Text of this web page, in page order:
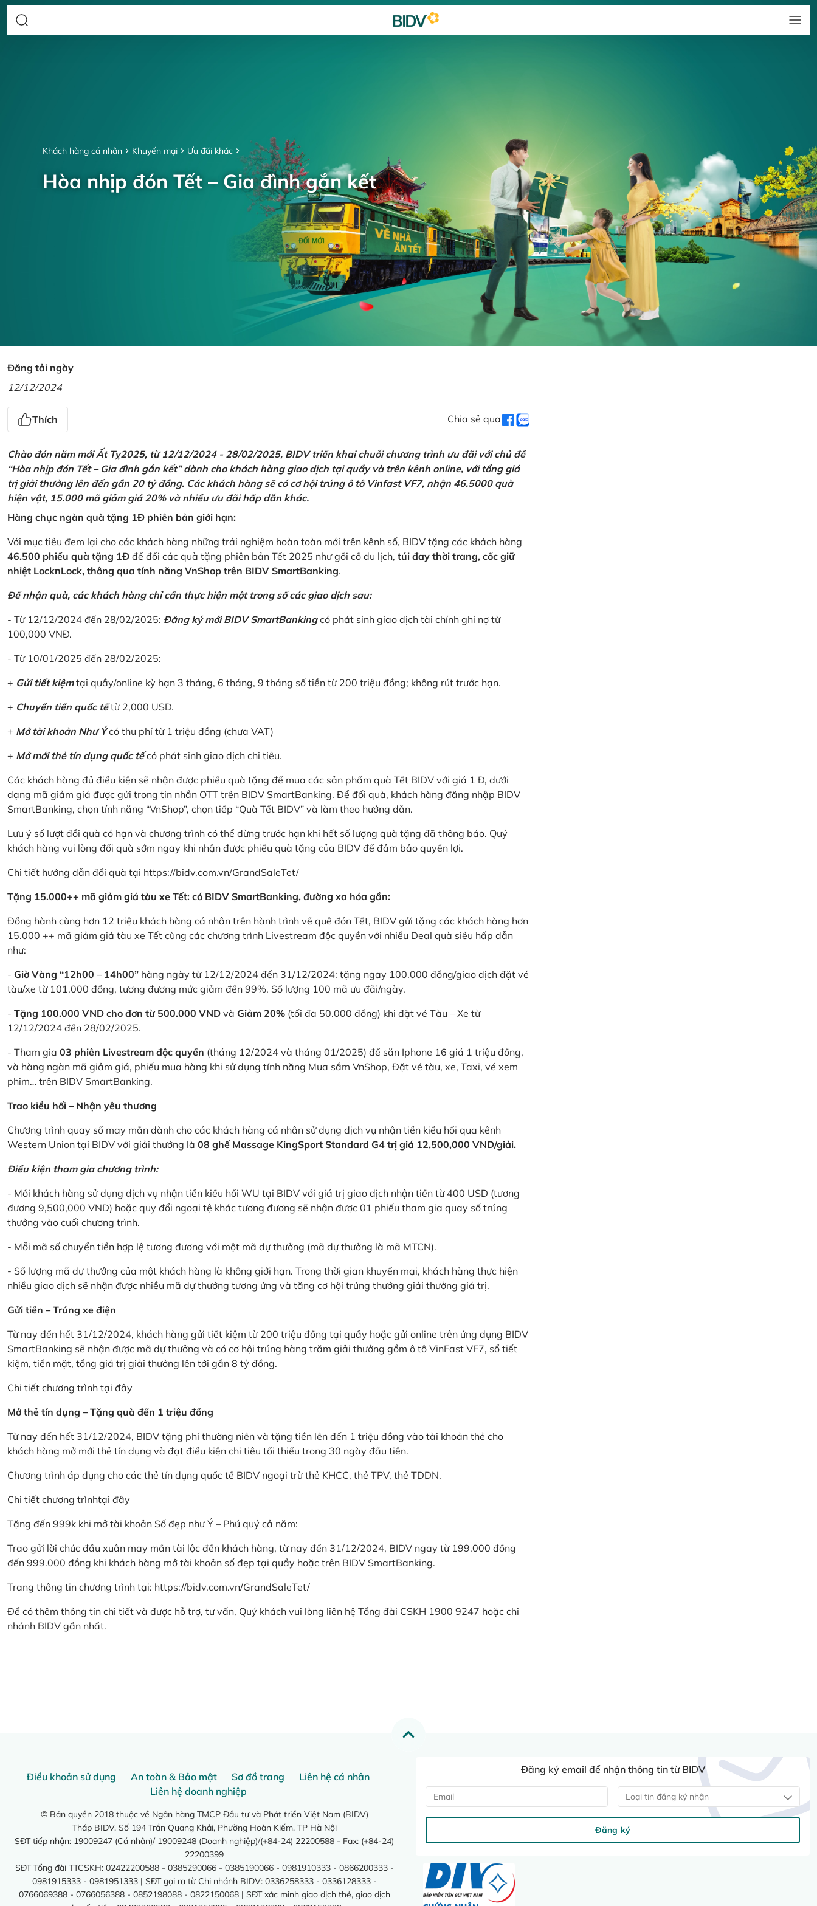
Khách hàng cá nhân Khuyến mại Ưu đãi khác
Hòa nhịp đón Tết – Gia đình gắn kết
Đăng tải ngày
12/12/2024
Thích Chia sẻ qua
Chào đón năm mới Ất Tỵ2025, từ 12/12/2024 - 28/02/2025, BIDV triển khai chuỗi chương trình ưu đãi với chủ đề
“Hòa nhịp đón Tết – Gia đình gắn kết” dành cho khách hàng giao dịch tại quầy và trên kênh online, với tổng giá
trị giải thưởng lên đến gần 20 tỷ đồng. Các khách hàng sẽ có cơ hội trúng ô tô Vinfast VF7, nhận 46.5000 quà
hiện vật, 15.000 mã giảm giá 20% và nhiều ưu đãi hấp dẫn khác.
Hàng chục ngàn quà tặng 1Đ phiên bản giới hạn:
Với mục tiêu đem lại cho các khách hàng những trải nghiệm hoàn toàn mới trên kênh số, BIDV tặng các khách hàng
46.500 phiếu quà tặng 1Đ để đổi các quà tặng phiên bản Tết 2025 như gối cổ du lịch, túi đay thời trang, cốc giữ
nhiệt LocknLock, thông qua tính năng VnShop trên BIDV SmartBanking.
Để nhận quà, các khách hàng chỉ cần thực hiện một trong số các giao dịch sau:
- Từ 12/12/2024 đến 28/02/2025: Đăng ký mới BIDV SmartBankingcó phát sinh giao dịch tài chính ghi nợ từ
100,000 VNĐ.
- Từ 10/01/2025 đến 28/02/2025:
+ Gửi tiết kiệmtại quầy/online kỳ hạn 3 tháng, 6 tháng, 9 tháng số tiền từ 200 triệu đồng; không rút trước hạn.
+ Chuyển tiền quốc tếtừ 2,000 USD.
+ Mở tài khoản Như Ýcó thu phí từ 1 triệu đồng (chưa VAT)
+ Mở mới thẻ tín dụng quốc tếcó phát sinh giao dịch chi tiêu.
Các khách hàng đủ điều kiện sẽ nhận được phiếu quà tặng để mua các sản phẩm quà Tết BIDV với giá 1 Đ, dưới
dạng mã giảm giá được gửi trong tin nhắn OTT trên BIDV SmartBanking. Để đối quà, khách hàng đăng nhập BIDV
SmartBanking, chọn tính năng “VnShop”, chọn tiếp “Quà Tết BIDV” và làm theo hướng dẫn.
Lưu ý số lượt đổi quà có hạn và chương trình có thể dừng trước hạn khi hết số lượng quà tặng đã thông báo. Quý
khách hàng vui lòng đổi quà sớm ngay khi nhận được phiếu quà tặng của BIDV để đảm bảo quyền lợi.
Chi tiết hướng dẫn đổi quà tại https://bidv.com.vn/GrandSaleTet/
Tặng 15.000++ mã giảm giá tàu xe Tết: có BIDV SmartBanking, đường xa hóa gần:
Đồng hành cùng hơn 12 triệu khách hàng cá nhân trên hành trình về quê đón Tết, BIDV gửi tặng các khách hàng hơn
15.000 ++ mã giảm giá tàu xe Tết cùng các chương trình Livestream độc quyền với nhiều Deal quà siêu hấp dẫn
như:
- Giờ Vàng “12h00 – 14h00” hàng ngày từ 12/12/2024 đến 31/12/2024: tặng ngay 100.000 đồng/giao dịch đặt vé
tàu/xe từ 101.000 đồng, tương đương mức giảm đến 99%. Số lượng 100 mã ưu đãi/ngày.
- Tặng 100.000 VND cho đơn từ 500.000 VND và Giảm 20% (tối đa 50.000 đồng) khi đặt vé Tàu – Xe từ
12/12/2024 đến 28/02/2025.
- Tham gia 03 phiên Livestream độc quyền (tháng 12/2024 và tháng 01/2025) để săn Iphone 16 giá 1 triệu đồng,
và hàng ngàn mã giảm giá, phiếu mua hàng khi sử dụng tính năng Mua sắm VnShop, Đặt vé tàu, xe, Taxi, vé xem
phim… trên BIDV SmartBanking.
Trao kiều hối – Nhận yêu thương
Chương trình quay số may mắn dành cho các khách hàng cá nhân sử dụng dịch vụ nhận tiền kiều hối qua kênh
Western Union tại BIDV với giải thưởng là 08 ghế Massage KingSport Standard G4 trị giá 12,500,000 VND/giải.
Điều kiện tham gia chương trình:
- Mỗi khách hàng sử dụng dịch vụ nhận tiền kiều hối WU tại BIDV với giá trị giao dịch nhận tiền từ 400 USD (tương
đương 9,500,000 VND) hoặc quy đổi ngoại tệ khác tương đương sẽ nhận được 01 phiếu tham gia quay số trúng
thưởng vào cuối chương trình.
- Mỗi mã số chuyển tiền hợp lệ tương đương với một mã dự thưởng (mã dự thưởng là mã MTCN).
- Số lượng mã dự thưởng của một khách hàng là không giới hạn. Trong thời gian khuyến mại, khách hàng thực hiện
nhiều giao dịch sẽ nhận được nhiều mã dự thưởng tương ứng và tăng cơ hội trúng thưởng giải thưởng giá trị.
Gửi tiền – Trúng xe điện
Từ nay đến hết 31/12/2024, khách hàng gửi tiết kiệm từ 200 triệu đồng tại quầy hoặc gửi online trên ứng dụng BIDV
SmartBanking sẽ nhận được mã dự thưởng và có cơ hội trúng hàng trăm giải thưởng gồm ô tô VinFast VF7, sổ tiết
kiệm, tiền mặt, tổng giá trị giải thưởng lên tới gần 8 tỷ đồng.
Chi tiết chương trình tại đây
Mở thẻ tín dụng – Tặng quà đến 1 triệu đồng
Từ nay đến hết 31/12/2024, BIDV tặng phí thường niên và tặng tiền lên đến 1 triệu đồng vào tài khoản thẻ cho
khách hàng mở mới thẻ tín dụng và đạt điều kiện chi tiêu tối thiểu trong 30 ngày đầu tiên.
Chương trình áp dụng cho các thẻ tín dụng quốc tế BIDV ngoại trừ thẻ KHCC, thẻ TPV, thẻ TDDN.
Chi tiết chương trìnhtại đây
Tặng đến 999k khi mở tài khoản Số đẹp như Ý – Phú quý cả năm:
Trao gửi lời chúc đầu xuân may mắn tài lộc đến khách hàng, từ nay đến 31/12/2024, BIDV ngay từ 199.000 đồng
đến 999.000 đồng khi khách hàng mở tài khoản số đẹp tại quầy hoặc trên BIDV SmartBanking.
Trang thông tin chương trình tại: https://bidv.com.vn/GrandSaleTet/
Để có thêm thông tin chi tiết và được hỗ trợ, tư vấn, Quý khách vui lòng liên hệ Tổng đài CSKH 1900 9247 hoặc chi
nhánh BIDV gần nhất.
Điều khoản sử dụng An toàn & Bảo mật Sơ đồ trang
Liên hệ cá nhân
Liên hệ doanh nghiệp
© Bản quyền 2018 thuộc về Ngân hàng TMCP Đầu tư và Phát triển Việt Nam (BIDV)
Tháp BIDV, Số 194 Trần Quang Khải, Phường Hoàn Kiếm, TP Hà Nội
SĐT tiếp nhận: 19009247 (Cá nhân)/ 19009248 (Doanh nghiệp)/(+84-24) 22200588 - Fax: (+84-24)
22200399
SĐT Tổng đài TTCSKH: 02422200588 - 0385290066 - 0385190066 - 0981910333 - 0866200333 -
0981915333 - 0981951333 | SĐT gọi ra từ Chi nhánh BIDV: 0336258333 - 0336128333 -
0766069388 - 0766056388 - 0852198088 - 0822150068 | SĐT xác minh giao dịch thẻ, giao dịch
Đăng ký email để nhận thông tin từ BIDV
Loại tin đăng ký nhận
Đăng ký